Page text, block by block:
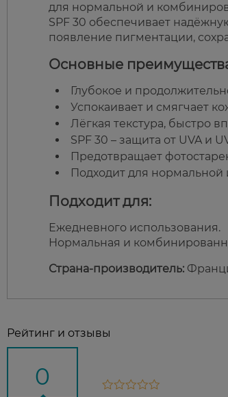
для нормальной и
SPF 30 обеспечивает
появление пигментации,
Основные
Глубокое и
Успокаивает и смягчает
Лёгкая текстура, быстро
SPF 30 – защита от UVA и
Предотвращает
Подходит для
Подходит для:
Ежедневного использования.
Нормальная и
Страна-производитель:
Рейтинг и отзывы
0